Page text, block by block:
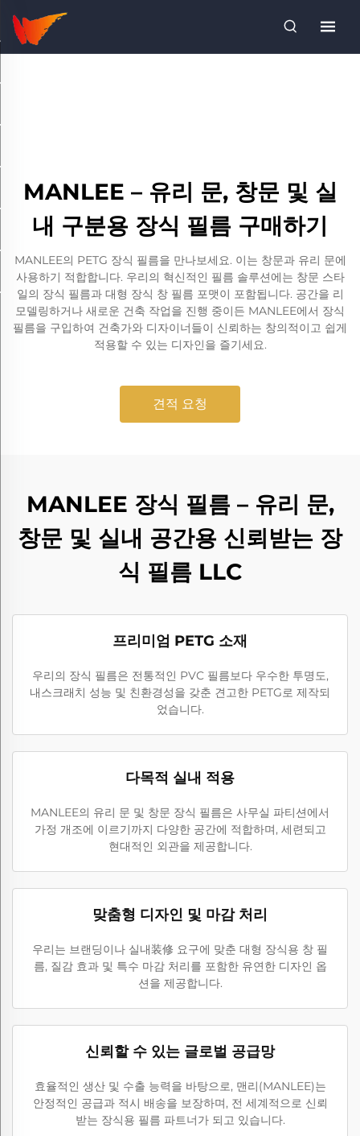
MANLEE – 유리 문, 창문 및 실
내 구분용 장식 필름 구매하기
MANLEE의 PETG 장식 필름을 만나보세요. 이는 창문과 유리 문에
사용하기 적합합니다. 우리의 혁신적인 필름 솔루션에는 창문 스타
일의 장식 필름과 대형 장식 창 필름 포맷이 포함됩니다. 공간을 리
모델링하거나 새로운 건축 작업을 진행 중이든 MANLEE에서 장식
필름을 구입하여 건축가와 디자이너들이 신뢰하는 창의적이고 쉽게
적용할 수 있는 디자인을 즐기세요.
견적 요청
MANLEE 장식 필름 – 유리 문,
창문 및 실내 공간용 신뢰받는 장
식 필름 LLC
프리미엄 PETG 소재
우리의 장식 필름은 전통적인 PVC 필름보다 우수한 투명도,
내스크래치 성능 및 친환경성을 갖춘 견고한 PETG로 제작되
었습니다.
다목적 실내 적용
MANLEE의 유리 문 및 창문 장식 필름은 사무실 파티션에서
가정 개조에 이르기까지 다양한 공간에 적합하며, 세련되고
현대적인 외관을 제공합니다.
맞춤형 디자인 및 마감 처리
우리는 브랜딩이나 실내装修 요구에 맞춘 대형 장식용 창 필
름, 질감 효과 및 특수 마감 처리를 포함한 유연한 디자인 옵
션을 제공합니다.
신뢰할 수 있는 글로벌 공급망
효율적인 생산 및 수출 능력을 바탕으로, 맨리(MANLEE)는
안정적인 공급과 적시 배송을 보장하며, 전 세계적으로 신뢰
받는 장식용 필름 파트너가 되고 있습니다.